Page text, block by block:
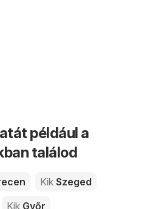
például a
találod
Kik Szeged
Kik Győr